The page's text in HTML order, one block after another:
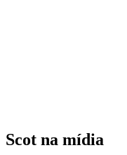
Scot na mídia